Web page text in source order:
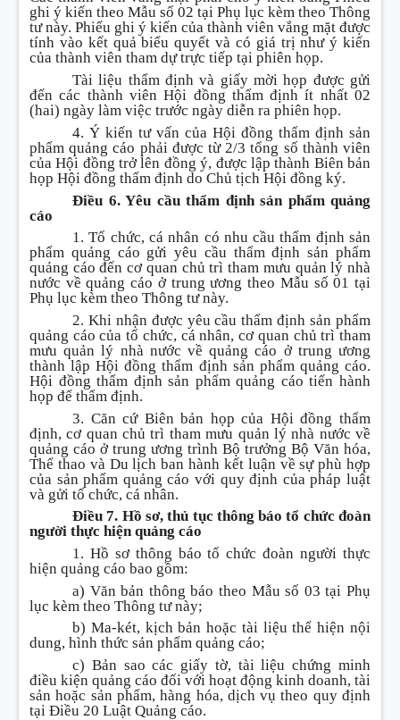
ghi ý kiến theo Mẫu số 02 tại Phụ lục kèm theo Thông
tư này. Phiếu ghi ý kiến của thành viên vắng mặt được
tính vào kết quả biểu quyết và có giá trị như ý kiến
của thành viên tham dự trực tiếp tại phiên họp.
Tài liệu thẩm định và giấy mời họp được gửi
đến các thành viên Hội đồng thẩm định ít nhất 02
(hai) ngày làm việc trước ngày diễn ra phiên họp.
4. Ý kiến tư vấn của Hội đồng thẩm định sản
phẩm quảng cáo phải được từ 2/3 tổng số thành viên
của Hội đồng trở lên đồng ý, được lập thành Biên bản
họp Hội đồng thẩm định do Chủ tịch Hội đồng ký.
Điều 6. Yêu cầu thẩm định sản phẩm quảng
cáo
1. Tổ chức, cá nhân có nhu cầu thẩm định sản
phẩm quảng cáo gửi yêu cầu thẩm định sản phẩm
quảng cáo đến cơ quan chủ trì tham mưu quản lý nhà
nước về quảng cáo ở trung ương theo Mẫu số 01 tại
Phụ lục kèm theo Thông tư này.
2. Khi nhận được yêu cầu thẩm định sản phẩm
quảng cáo của tổ chức, cá nhân, cơ quan chủ trì tham
mưu quản lý nhà nước về quảng cáo ở trung ương
thành lập Hội đồng thẩm định sản phẩm quảng cáo.
Hội đồng thẩm định sản phẩm quảng cáo tiến hành
họp để thẩm định.
3. Căn cứ Biên bản họp của Hội đồng thẩm
định, cơ quan chủ trì tham mưu quản lý nhà nước về
quảng cáo ở trung ương trình Bộ trưởng Bộ Văn hóa,
Thể thao và Du lịch ban hành kết luận về sự phù hợp
của sản phẩm quảng cáo với quy định của pháp luật
và gửi tổ chức, cá nhân.
Điều 7. Hồ sơ, thủ tục thông báo tổ chức đoàn
người thực hiện quảng cáo
1. Hồ sơ thông báo tổ chức đoàn người thực
hiện quảng cáo bao gồm:
a) Văn bản thông báo theo Mẫu số 03 tại Phụ
lục kèm theo Thông tư này;
b) Ma-két, kịch bản hoặc tài liệu thể hiện nội
dung, hình thức sản phẩm quảng cáo;
c) Bản sao các giấy tờ, tài liệu chứng minh
điều kiện quảng cáo đối với hoạt động kinh doanh, tài
sản hoặc sản phẩm, hàng hóa, dịch vụ theo quy định
tại Điều 20 Luật Quảng cáo.